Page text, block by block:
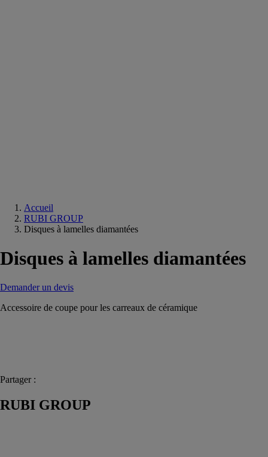
Accueil
RUBI GROUP
Disques à lamelles diamantées
Disques à lamelles diamantées
Demander un devis
Accessoire de coupe pour les carreaux de céramique
Partager :
RUBI GROUP